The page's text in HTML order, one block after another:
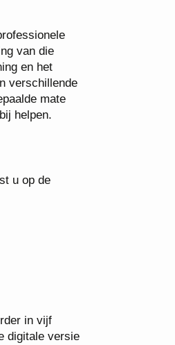
van die
en het
verschillende
mate
helpen.
u op de
in vijf
digitale versie